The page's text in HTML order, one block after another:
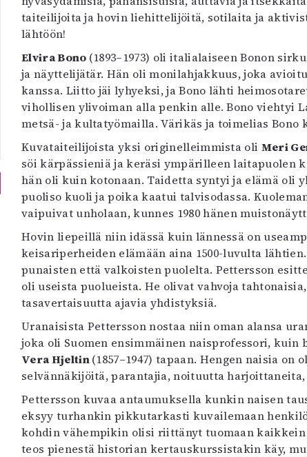
Kuvataide
Kirjat
In English
Esitystaide
Arkisto
taiteilijoita ja hovin liehittelijöitä, sotilaita ja
lähtöön!
Elvira Bono (1893–1973) oli italialaiseen Bonon
ja näyttelijätär. Hän oli monilahjakkuus, joka
kanssa. Liitto jäi lyhyeksi, ja Bono lähti
vihollisen ylivoiman alla penkin alle. Bono viehtyi
metsä- ja kultatyömailla. Värikäs ja toimelias Bono
Kuvataiteilijoista yksi originelleimmista oli Meri
söi kärpässieniä ja keräsi ympärilleen
hän oli kuin kotonaan. Taidetta syntyi ja elämä oli
puoliso kuoli ja poika kaatui talvisodassa.
vaipuivat unholaan, kunnes 1980 hänen
Hovin liepeillä niin idässä kuin lännessä on
keisariperheiden elämään aina 1500-luvulta
punaisten että valkoisten puolelta. Pettersson
oli useista puolueista. He olivat vahvoja
tasavertaisuutta ajavia yhdistyksiä.
Uranaisista Pettersson nostaa niin oman alansa
joka oli Suomen ensimmäinen naisprofessori,
Vera Hjeltin(1857–1947) tapaan. Hengen naisia
selvännäkijöitä, parantajia, noituutta
Pettersson kuvaa antaumuksella kunkin naisen
eksyy turhankin pikkutarkasti kuvailemaan
kohdin vähempikin olisi riittänyt tuomaan
teos pienestä historian kertauskurssistakin käy,